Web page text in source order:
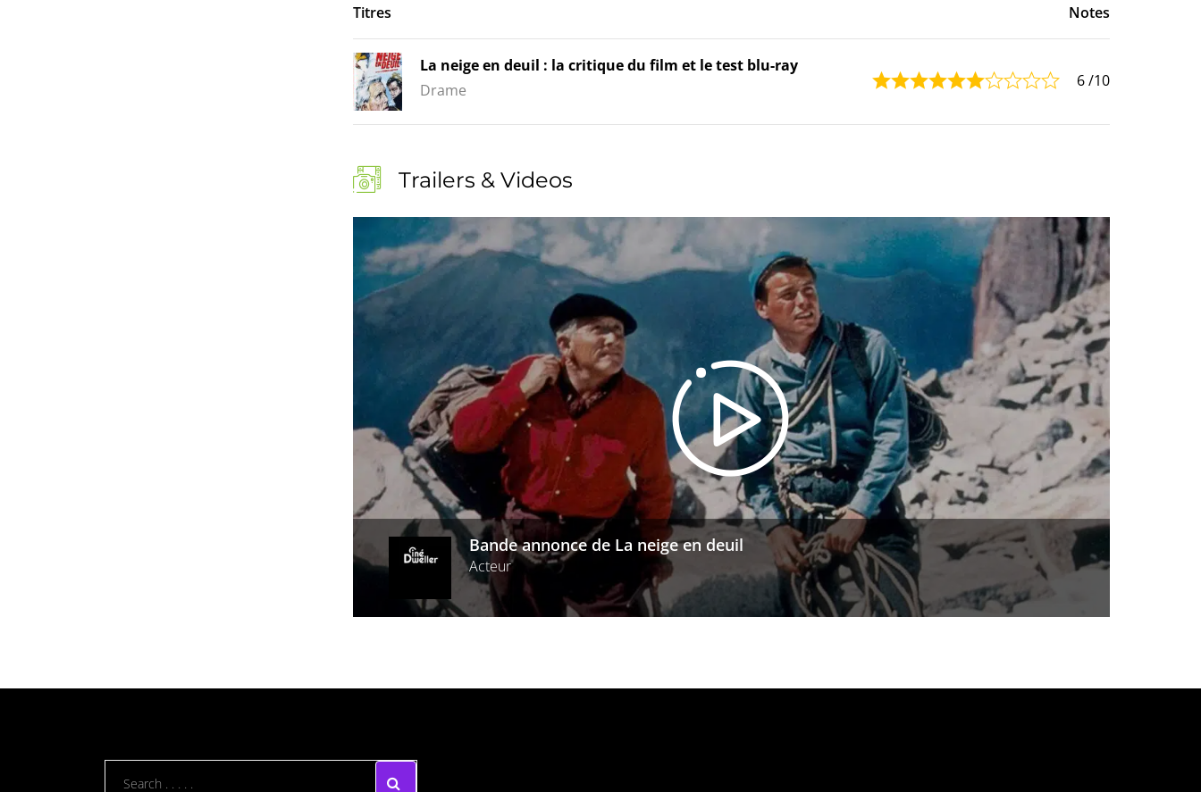
Titres Notes
La neige en deuil : la critique du film et le test blu-ray
Drame
6/10
Trailers & Videos
Bande annonce de La neige en deuil
Acteur